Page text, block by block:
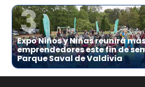
3
Expo Niños y Niñas reunirá
emprendedores este fin de
Parque Saval de Valdivia